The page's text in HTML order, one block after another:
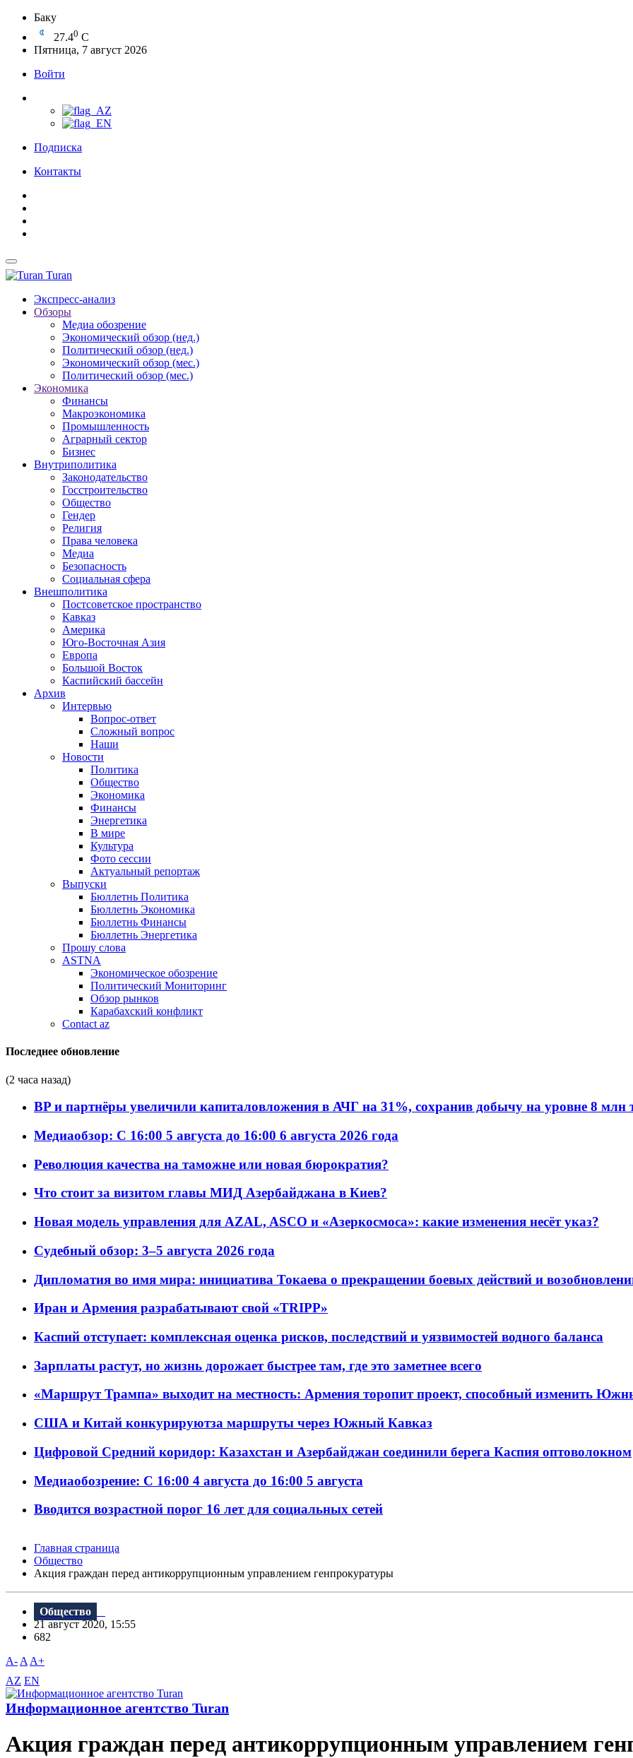
Баку
27.40 C
Пятница, 7 август 2026
Войти
Подписка
Контакты
Turan
Экспресс-анализ
Обзоры
Медиа обозрение
Экономический обзор (нед.)
Политический обзор (нед.)
Экономический обзор (мес.)
Политический обзор (мес.)
Экономика
Финансы
Макроэкономика
Промышленность
Аграрный сектор
Бизнес
Внутриполитика
Законодательство
Госстроительство
Общество
Гендер
Религия
Права человека
Медиа
Безопасность
Социальная сфера
Внешполитика
Постсоветское пространство
Кавказ
Америка
Юго-Восточная Азия
Европа
Большой Восток
Каспийский бассейн
Архив
Интервью
Вопрос-ответ
Сложный вопрос
Наши
Новости
Политика
Общество
Экономика
Финансы
Энергетика
В мире
Культура
Фото сессии
Актуальный репортаж
Выпуски
Бюллетнь Политика
Бюллетнь Экономика
Бюллетнь Финансы
Бюллетнь Энергетика
Прошу слова
ASTNA
Экономическое обозрение
Политический Мониторинг
Обзор рынков
Карабахский конфликт
Contact az
Последнее обновление
(2 часа назад)
BP и партнёры увеличили капиталовложения в АЧГ на 31%, сохранив добычу на уровне 8 млн
Медиаобзор: С 16:00 5 августа до 16:00 6 августа 2026 года
Революция качества на таможне или новая бюрократия?
Что стоит за визитом главы МИД Азербайджана в Киев?
Новая модель управления для AZAL, ASCO и «Азеркосмоса»: какие изменения несёт указ?
Судебный обзор: 3–5 августа 2026 года
Дипломатия во имя мира: инициатива Токаева о прекращении боевых действий и
Иран и Армения разрабатывают свой «TRIPP»
Каспий отступает: комплексная оценка рисков, последствий и уязвимостей водного баланса
Зарплаты растут, но жизнь дорожает быстрее там, где это заметнее всего
«Маршрут Трампа» выходит на местность: Армения торопит проект, способный изменить
США и Китай конкурируютза маршруты через Южный Кавказ
Цифровой Средний коридор: Казахстан и Азербайджан соединили берега Каспия оптоволокном
Медиаобозрение: С 16:00 4 августа до 16:00 5 августа
Вводится возрастной порог 16 лет для социальных сетей
Главная страница
Общество
Акция граждан перед антикоррупционным управлением генпрокуратуры
Общество
21 август 2020, 15:55
682
A- A A+
AZ EN
Информационное агентство Turan
Акция граждан перед антикоррупционным управлением